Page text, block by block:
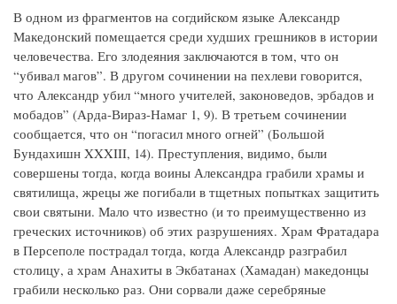
В одном из фрагментов на согдийском языке Александр
Македонский помещается среди худших грешников в истории
человечества. Его злодеяния заключаются в том, что он
“убивал магов”. В другом сочинении на пехлеви говорится,
что Александр убил “много учителей, законоведов, эрбадов и
мобадов” (Арда-Вираз-Намаг 1, 9). В третьем сочинении
сообщается, что он “погасил много огней” (Большой
Бундахишн XXXIII, 14). Преступления, видимо, были
совершены тогда, когда воины Александра грабили храмы и
святилища, жрецы же погибали в тщетных попытках защитить
свои святыни. Мало что известно (и то преимущественно из
греческих источников) об этих разрушениях. Храм Фратадара
в Персеполе пострадал тогда, когда Александр разграбил
столицу, а храм Анахиты в Экбатанах (Хамадан) македонцы
грабили несколько раз. Они сорвали даже серебряные